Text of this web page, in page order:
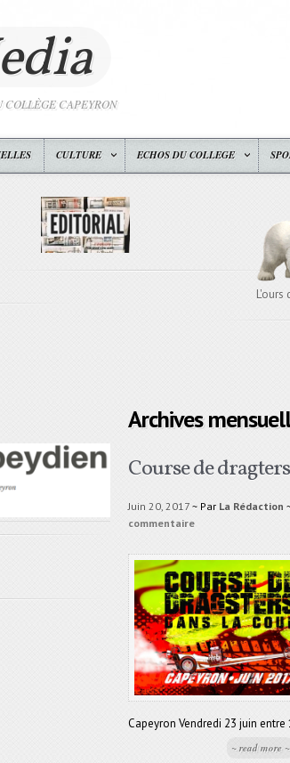
COLLÈGE CAPEYRON
CULTURE ECHOS DU COLLEGE
L'ours
Archives
Course de dragters
Juin 20, 2017 ~ Par La Rédaction
commentaire
Capeyron Vendredi 23 juin
~ read more ~